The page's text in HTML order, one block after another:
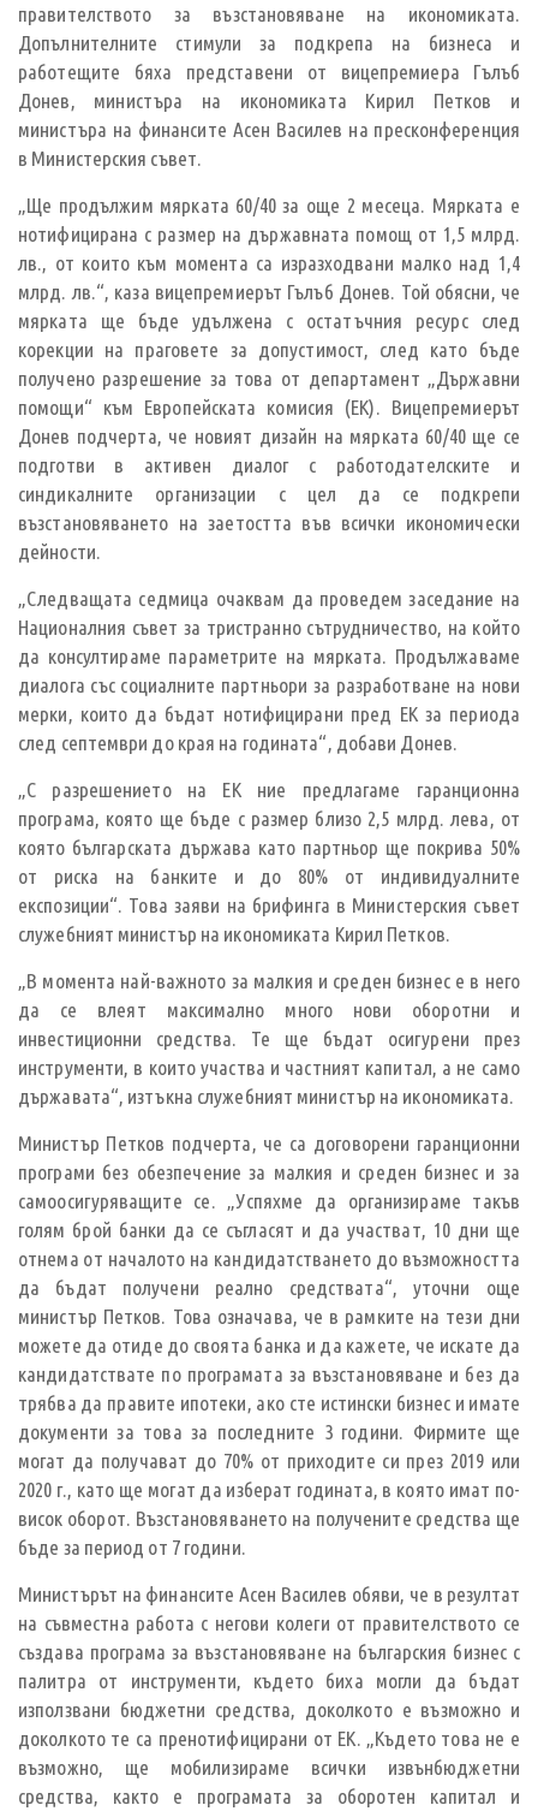
правителството за възстановяване на икономиката.
Допълнителните стимули за подкрепа на бизнеса и
работещите бяха представени от вицепремиера Гълъб
Донев, министъра на икономиката Кирил Петков и
министъра на финансите Асен Василев на пресконференция
в Министерския съвет.
„Ще продължим мярката 60/40 за още 2 месеца. Мярката е
нотифицирана с размер на държавната помощ от 1,5 млрд.
лв., от които към момента са изразходвани малко над 1,4
млрд. лв.“, каза вицепремиерът Гълъб Донев. Той обясни, че
мярката ще бъде удължена с остатъчния ресурс след
корекции на праговете за допустимост, след като бъде
получено разрешение за това от департамент „Държавни
помощи“ към Европейската комисия (ЕК). Вицепремиерът
Донев подчерта, че новият дизайн на мярката 60/40 ще се
подготви в активен диалог с работодателските и
синдикалните организации с цел да се подкрепи
възстановяването на заетостта във всички икономически
дейности.
„Следващата седмица очаквам да проведем заседание на
Националния съвет за тристранно сътрудничество, на който
да консултираме параметрите на мярката. Продължаваме
диалогa със социалните партньори за разработване на нови
мерки, които да бъдат нотифицирани пред ЕК за периода
след септември до края на годината“, добави Донев.
„С разрешението на ЕК ние предлагаме гаранционна
програма, която ще бъде с размер близо 2,5 млрд. лева, от
която българската държава като партньор ще покрива 50%
от риска на банките и до 80% от индивидуалните
експозиции“. Това заяви на брифинга в Министерския съвет
служебният министър на икономиката Кирил Петков.
„В момента най-важното за малкия и среден бизнес е в него
да се влеят максимално много нови оборотни и
инвестиционни средства. Те ще бъдат осигурени през
инструменти, в които участва и частният капитал, а не само
държавата“, изтъкна служебният министър на икономиката.
Министър Петков подчерта, че са договорени гаранционни
програми без обезпечение за малкия и среден бизнес и за
самоосигуряващите се. „Успяхме да организираме такъв
голям брой банки да се съгласят и да участват, 10 дни ще
отнема от началото на кандидатстването до възможността
да бъдат получени реално средствата“, уточни още
министър Петков. Това означава, че в рамките на тези дни
можете да отиде до своята банка и да кажете, че искате да
кандидатствате по програмата за възстановяване и без да
трябва да правите ипотеки, ако сте истински бизнес и имате
документи за това за последните 3 години. Фирмите ще
могат да получават до 70% от приходите си през 2019 или
2020 г., като ще могат да изберат годината, в която имат по-
висок оборот. Възстановяването на получените средства ще
бъде за период от 7 години.
Министърът на финансите Асен Василев обяви, че в резултат
на съвместна работа с негови колеги от правителството се
създава програма за възстановяване на българския бизнес с
палитра от инструменти, където биха могли да бъдат
използвани бюджетни средства, доколкото е възможно и
доколкото те са пренотифицирани от ЕК. „Където това не е
възможно, ще мобилизираме всички извънбюджетни
средства, както е програмата за оборотен капитал и